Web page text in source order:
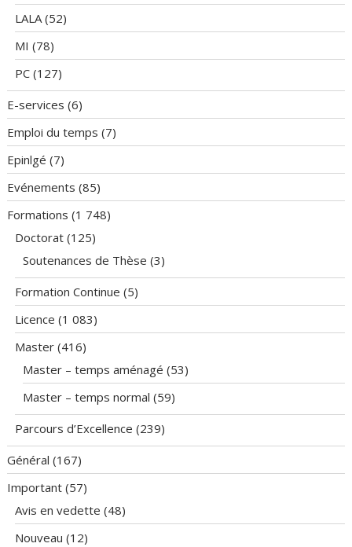
LALA(52)
MI (78)
PC (127)
E-services (6)
Emploi du temps (7)
Epinlgé (7)
Evénements (85)
Formations (1 748)
Doctorat (125)
Soutenances de Thèse (3)
Formation Continue (5)
Licence (1 083)
Master (416)
Master – temps aménagé (53)
Master – temps normal (59)
Parcours d’Excellence (239)
Général (167)
Important (57)
Avis en vedette (48)
Nouveau (12)